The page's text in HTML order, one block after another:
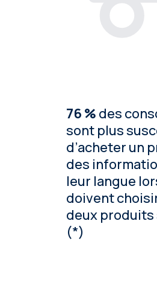
76 % des
sont plus
d’acheter un
des
leur langue
doivent
deux
(*)